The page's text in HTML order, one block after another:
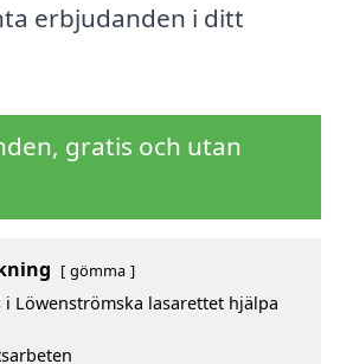
erbjudanden i ditt
gratis och utan
gömma
i Löwenströmska lasarettet hjälpa